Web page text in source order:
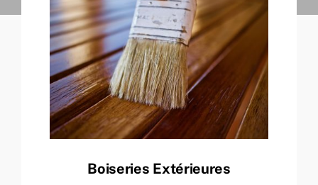
Boiseries Extérieures